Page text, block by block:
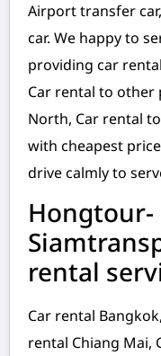
Airport transfer
car. We happy to
providing car
Car rental to other
North, Car rental
with cheapest
drive calmly to
Hongtour-
rental
Car rental
rental Chiang Mai,